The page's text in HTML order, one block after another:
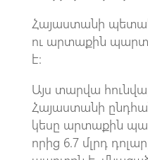
Հայաստանի
ու արտաքին
է։
Այս տարվա
Հայաստանի
կեսը արտաքին
որից 6.7 մլրդ